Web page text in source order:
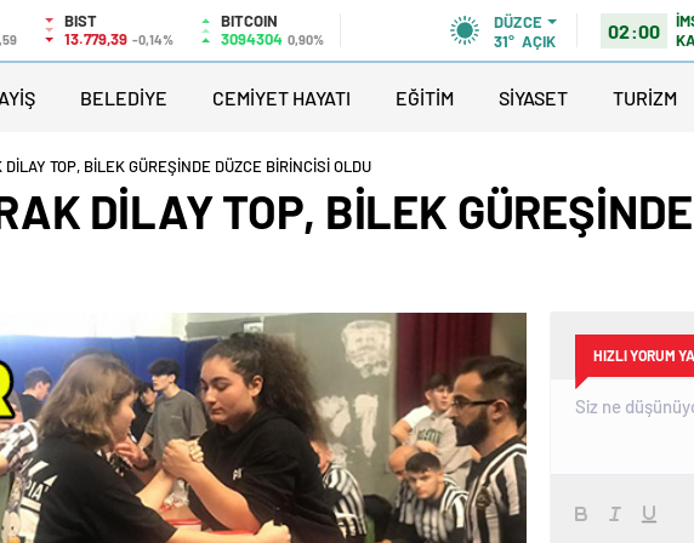
BIST
13.779,39 -0,14%
BITCOIN
3094304 0,90%
DÜZCE
31° AÇIK 02:00
BELEDİYE CEMİYET HAYATI EĞİTİM SİYASET TURİZM
TOP, BİLEK GÜREŞİNDE DÜZCE BİRİNCİSİ OLDU
DİLAY TOP, BİLEK
HIZLI YORUM